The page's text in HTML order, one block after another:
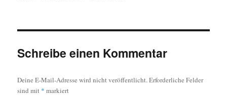
Schreibe einen Kommentar
Deine E-Mail-Adresse wird nicht veröffentlicht.Erforderliche Felder
sind mit * markiert